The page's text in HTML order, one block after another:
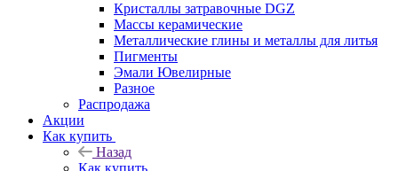
Кристаллы затравочные DGZ
Массы керамические
Металлические глины и металлы для литья
Пигменты
Эмали Ювелирные
Разное
Распродажа
Акции
Как купить
Назад
Как купить